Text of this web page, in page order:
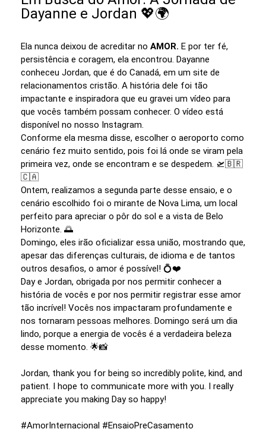
Dayanne e Jordan 💖🌍
Ela nunca deixou de acreditar no AMOR. E por ter fé,
persistência e coragem, ela encontrou. Dayanne
conheceu Jordan, que é do Canadá, em um site de
relacionamentos cristão. A história dele foi tão
impactante e inspiradora que eu gravei um vídeo para
que vocês também possam conhecer. O vídeo está
disponível no nosso Instagram.
Conforme ela mesma disse, escolher o aeroporto como
cenário fez muito sentido, pois foi lá onde se viram pela
primeira vez, onde se encontram e se despedem. 🛫🇧🇷
🇨🇦
Ontem, realizamos a segunda parte desse ensaio, e o
cenário escolhido foi o mirante de Nova Lima, um local
perfeito para apreciar o pôr do sol e a vista de Belo
Horizonte. 🌅
Domingo, eles irão oficializar essa união, mostrando que,
apesar das diferenças culturais, de idioma e de tantos
outros desafios, o amor é possível! 💍❤️
Day e Jordan, obrigada por nos permitir conhecer a
história de vocês e por nos permitir registrar esse amor
tão incrível! Vocês nos impactaram profundamente e
nos tornaram pessoas melhores. Domingo será um dia
lindo, porque a energia de vocês é a verdadeira beleza
desse momento. 🌟📸
Jordan, thank you for being so incredibly polite, kind, and
patient. I hope to communicate more with you. I really
appreciate you making Day so happy!
#AmorInternacional #EnsaioPreCasamento